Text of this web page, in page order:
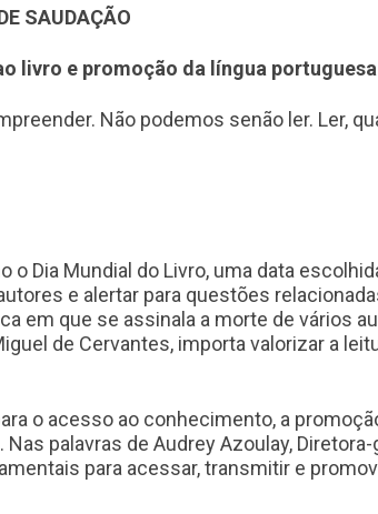
SAUDAÇÃO
livro e promoção da língua portuguesa
Não podemos senão ler. Ler,
Dia Mundial do Livro, uma data
e alertar para questões
em que se assinala a morte de vários
de Cervantes, importa valorizar a
o acesso ao conhecimento, a
palavras de Audrey Azoulay, Diretora-
para acessar, transmitir e